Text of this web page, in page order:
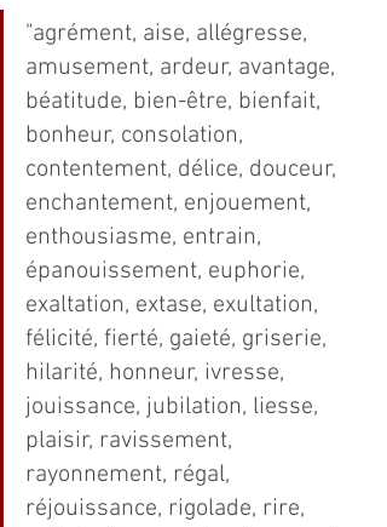
"agrément, aise, allégresse,
amusement, ardeur, avantage,
béatitude, bien-être, bienfait,
bonheur, consolation,
contentement, délice, douceur,
enchantement, enjouement,
enthousiasme, entrain,
épanouissement, euphorie,
exaltation, extase, exultation,
félicité, fierté, gaieté, griserie,
hilarité, honneur, ivresse,
jouissance, jubilation, liesse,
plaisir, ravissement,
rayonnement, régal,
réjouissance, rigolade, rire,